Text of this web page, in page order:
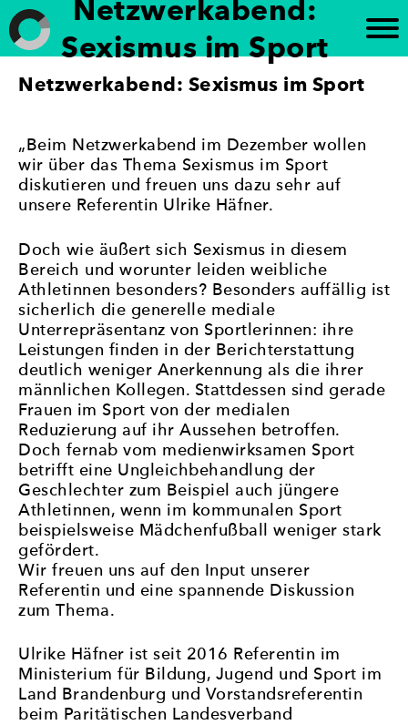
Weiter
zum
Inhalt
Frauen in die Kommunalpolitik
„Brandenburg paritätisch“ setzt sich für die
unterstützt die Beteiligung von Frauen an
politischen Prozessen und setzt sich für eine
paritätische Vertretung in politischen Gremien ein
– mit dem Ziel, Geschlechtergerechtigkeit und eine
erreichen.
Netzwerkabend:
Sexismus im Sport
Netzwerkabend: Sexismus im Sport
„Beim Netzwerkabend im Dezember wollen
wir über das Thema Sexismus im Sport
diskutieren und freuen uns dazu sehr auf
unsere Referentin Ulrike Häfner.
Doch wie äußert sich Sexismus in diesem
Bereich und worunter leiden weibliche
Athletinnen besonders? Besonders auffällig ist
sicherlich die generelle mediale
Unterrepräsentanz von Sportlerinnen: ihre
Leistungen finden in der Berichterstattung
deutlich weniger Anerkennung als die ihrer
männlichen Kollegen. Stattdessen sind gerade
Frauen im Sport von der medialen
Reduzierung auf ihr Aussehen betroffen.
Doch fernab vom medienwirksamen Sport
betrifft eine Ungleichbehandlung der
Geschlechter zum Beispiel auch jüngere
Athletinnen, wenn im kommunalen Sport
beispielsweise Mädchenfußball weniger stark
gefördert.
Wir freuen uns auf den Input unserer
Referentin und eine spannende Diskussion
zum Thema.
Ulrike Häfner ist seit 2016 Referentin im
Ministerium für Bildung, Jugend und Sport im
Land Brandenburg und Vorstandsreferentin
beim Paritätischen Landesverband